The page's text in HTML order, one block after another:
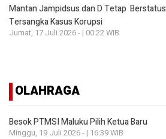
Mantan Jampidsus dan D Tetap Berstatus
Tersangka Kasus Korupsi
Jumat, 17 Juli 2026 - | 00:22 WIB
OLAHRAGA
Besok PTMSI Maluku Pilih Ketua Baru
Minggu, 19 Juli 2026 - | 16:39 WIB